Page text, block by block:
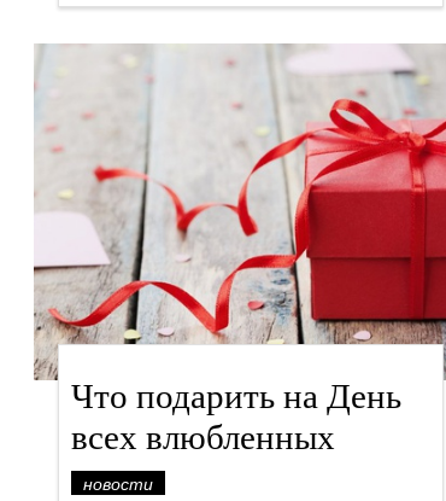
Что подарить на День
всех влюбленных
новости